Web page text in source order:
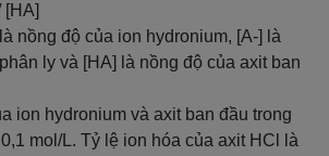
[HA]
nồng độ của ion hydronium, [A-] là
ly và [HA] là nồng độ của axit ban
ion hydronium và axit ban đầu trong
mol/L. Tỷ lệ ion hóa của axit HCl là